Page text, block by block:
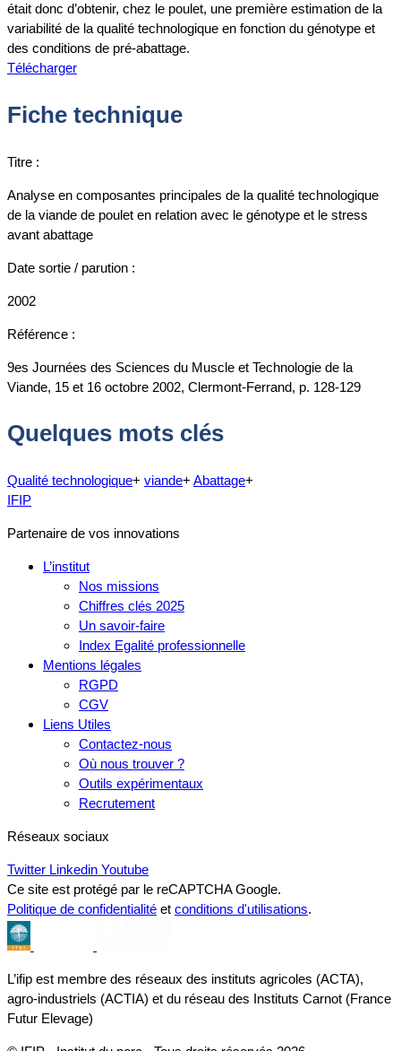
était donc d’obtenir, chez le poulet, une première estimation de la
variabilité de la qualité technologique en fonction du génotype et
des conditions de pré-abattage.
Télécharger
Fiche technique
Titre :
Analyse en composantes principales de la qualité technologique
de la viande de poulet en relation avec le génotype et le stress
avant abattage
Date sortie / parution :
2002
Référence :
9es Journées des Sciences du Muscle et Technologie de la
Viande, 15 et 16 octobre 2002, Clermont-Ferrand, p. 128-129
Quelques mots clés
Qualité technologique+ viande+ Abattage+
IFIP
Partenaire de vos innovations
L’institut
Nos missions
Chiffres clés 2025
Un savoir-faire
Index Egalité professionnelle
Mentions légales
RGPD
CGV
Liens Utiles
Contactez-nous
Où nous trouver ?
Outils expérimentaux
Recrutement
Réseaux sociaux
Twitter Linkedin Youtube
Ce site est protégé par le reCAPTCHA Google.
Politique de confidentialité et conditions d'utilisations.
L’ifip est membre des réseaux des instituts agricoles (ACTA),
agro-industriels (ACTIA) et du réseau des Instituts Carnot (France
Futur Elevage)